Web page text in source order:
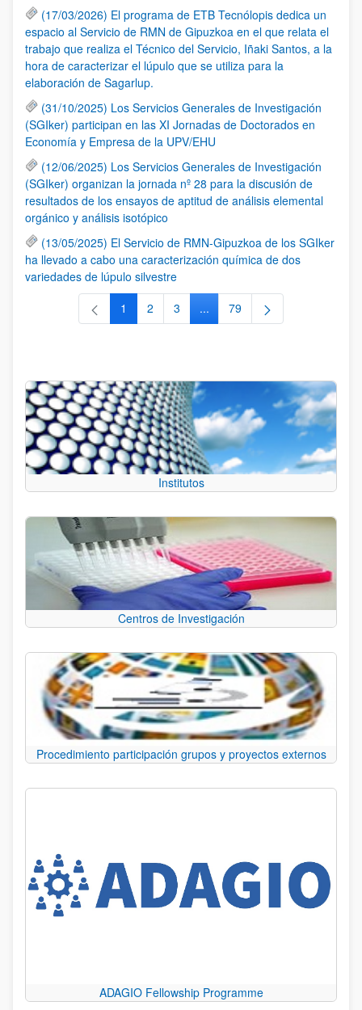
(17/03/2026) El programa de ETB Tecnólopis dedica un
espacio al Servicio de RMN de Gipuzkoa en el que relata el
trabajo que realiza el Técnico del Servicio, Iñaki Santos, a la
hora de caracterizar el lúpulo que se utiliza para la
elaboración de Sagarlup.
(31/10/2025) Los Servicios Generales de Investigación
(SGIker) participan en las XI Jornadas de Doctorados en
Economía y Empresa de la UPV/EHU
(12/06/2025) Los Servicios Generales de Investigación
(SGIker) organizan la jornada nº 28 para la discusión de
resultados de los ensayos de aptitud de análisis elemental
orgánico y análisis isotópico
(13/05/2025) El Servicio de RMN-Gipuzkoa de los SGIker
ha llevado a cabo una caracterización química de dos
variedades de lúpulo silvestre
Página
1 Página
2 Página
3 ...Páginas intermedias Use TAB
Página
79
Institutos
Centros de Investigación
Procedimiento participación grupos y proyectos externos
ADAGIO Fellowship Programme